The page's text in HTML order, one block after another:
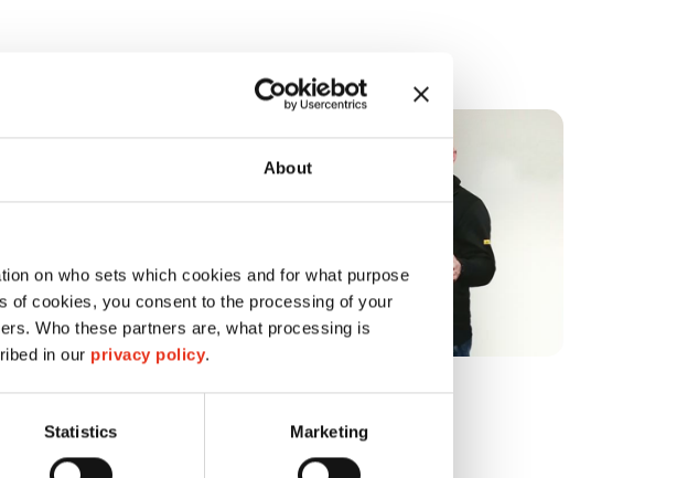
About
on who sets which cookies and for what purpose
of cookies, you consent to the processing of your
Who these partners are, what processing is
in our privacy policy.
Statistics Marketing
hay